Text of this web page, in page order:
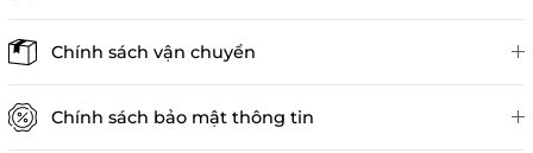
Chính sách vận chuyển
Chính sách bảo mật thông tin